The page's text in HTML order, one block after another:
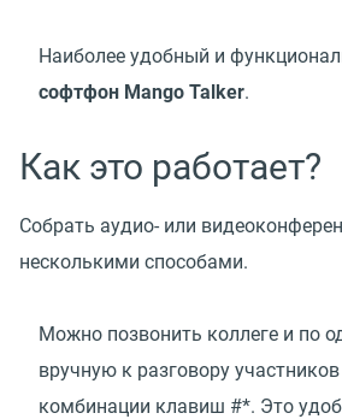
Наиболее удобный и
софтфон Mango Talker.
Как это работает?
Собрать аудио- или
несколькими способами.
Можно позвонить коллеге и по
вручную к разговору
комбинации клавиш #*. Это